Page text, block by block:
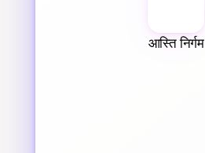
आस्ति निर्गम